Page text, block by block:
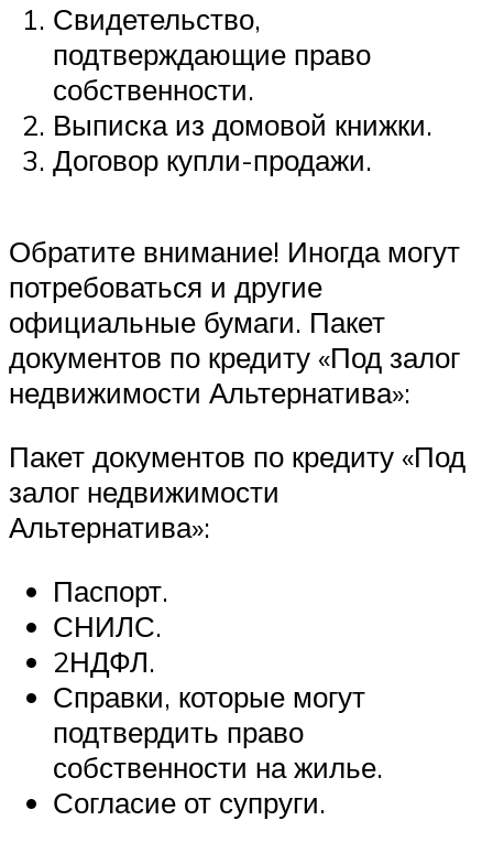
Свидетельство,
подтверждающие право
собственности.
Выписка из домовой книжки.
Договор купли-продажи.
Обратите внимание! Иногда могут
потребоваться и другие
официальные бумаги. Пакет
документов по кредиту «Под залог
недвижимости Альтернатива»:
Пакет документов по кредиту «Под
залог недвижимости
Альтернатива»:
Паспорт.
СНИЛС.
2НДФЛ.
Справки, которые могут
подтвердить право
собственности на жилье.
Согласие от супруги.